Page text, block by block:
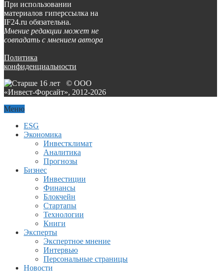
При использовании
материалов гиперссылка на
IF24.ru обязательна.
Мнение редакции может не
совпадать с мнением автора
Политика
конфиденциальности
© ООО
«Инвест-Форсайт», 2012-2026
Меню
ESG
Экономика
Инвестклимат
Аналитика
Прогнозы
Бизнес
Инвестиции
Финансы
Блокчейн
Стартапы
Технологии
Книги
Эксперты
Экспертное мнение
Интервью
Персональные страницы
Новости